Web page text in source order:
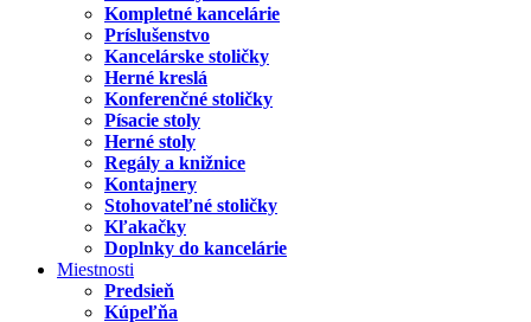
Kompletné kancelárie
Príslušenstvo
Kancelárske stoličky
Herné kreslá
Konferenčné stoličky
Písacie stoly
Herné stoly
Regály a knižnice
Kontajnery
Stohovateľné stoličky
Kľakačky
Doplnky do kancelárie
Miestnosti
Predsieň
Kúpeľňa